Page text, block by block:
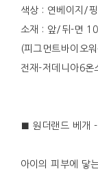
색상 : 연베이지/
소재 : 앞/뒤-면
(피그먼트바이오
전재-저데니아6온
■ 원더랜드 베개
아이의 피부에 닿